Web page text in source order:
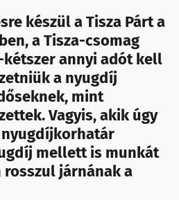
készül a Tisza Párt a
a Tisza-csomag
annyi adót kell
a nyugdíj
mint
Vagyis, akik úgy
mellett is munkát
járnának a